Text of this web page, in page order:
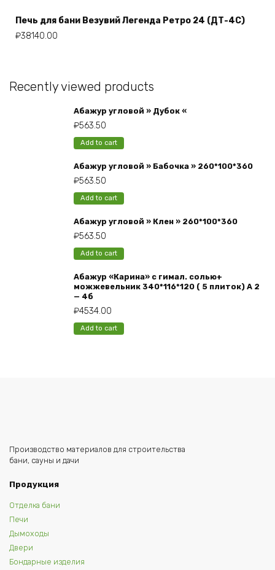
Печь для бани Везувий Легенда Ретро 24 (ДТ-4С)
₽38140.00
Recently viewed products
Абажур угловой » Дубок «
₽563.50
Add to cart
Абажур угловой » Бабочка » 260*100*360
₽563.50
Add to cart
Абажур угловой » Клен » 260*100*360
₽563.50
Add to cart
Абажур «Карина» с гимал. солью+
можжевельник 340*116*120 ( 5 плиток) А 2
— 4б
₽4534.00
Add to cart
Производство материалов для строительства
бани, сауны и дачи
Продукция
Отделка бани
Печи
Дымоходы
Двери
Бондарные изделия